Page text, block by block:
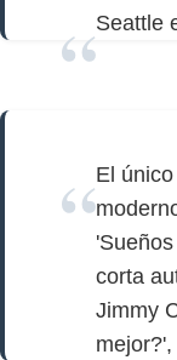
Seattle
El
corta
Jimmy